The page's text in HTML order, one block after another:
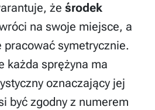
że środek
na swoje miejsce, a
symetrycznie.
każda sprężyna ma
oznaczający jej
być zgodny z numerem